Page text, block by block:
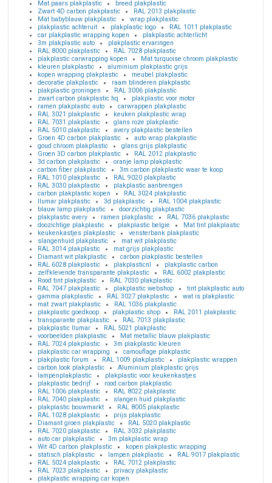
Mat paars plakplastic
breed plakplastic
Zwart 4D carbon plakplastic
RAL 2013 plakplastic
Mat babyblauw plakplastic
wrap plakplastic
plakplastic achteruit
plakplastic logo
RAL 1011 plakplastic
car plakplastic wrapping kopen
plakplastic achterlicht
3m plakplastic auto
plakplastic ervaringen
RAL 8000 plakplastic
RAL 7028 plakplastic
plakplastic carwrapping kopen
Mat turquoise chroom plakplastic
kleuren plakplastic
aluminium plakplastic grijs
kopen wrapping plakplastic
meubel plakplastic
decoratie plakplastic
raam blinderen plakplastic
plakplastic groningen
RAL 3006 plakplastic
zwart carbon plakplastic hq
plakplastic voor motor
ramen plakplastic auto
carwrappen plakplastic
RAL 3021 plakplastic
keuken plakplastic wrap
RAL 7031 plakplastic
glans roze plakplastic
RAL 5010 plakplastic
avery plakplastic bestellen
Groen 4D carbon plakplastic
auto wrap plakplastic
goud chroom plakplastic
glans grijs plakplastic
Groen 3D carbon plakplastic
RAL 2012 plakplastic
3d carbon plakplastic
oranje lamp plakplastic
carbon fiber plakplastic
3m carbon plakplastic waar te koop
RAL 1010 plakplastic
RAL 9020 plakplastic
RAL 3030 plakplastic
plakplastic aanbrengen
carbon plakplastic kopen
RAL 3024 plakplastic
llumar plakplastic
3d plakplastic
RAL 1004 plakplastic
blauw lamp plakplastic
doorzichtig plakplastic
plakplastic avery
ramen plakplastic
RAL 7036 plakplastic
doozichtige plakplastic
plakplastic belgie
Mat tint plakplastic
keukenkastjes plakplastic
vensterbank plakplastic
slangenhuid plakplastic
mat wit plakplastic
RAL 3014 plakplastic
mat grijs plakplastic
Diamant wit plakplastic
carbon plakplastic bestellen
RAL 6028 plakplastic
plakplasticnl
plakplastic carbon
zelfklevende transparante plakplastic
RAL 6002 plakplastic
Rood tint plakplastic
RAL 7030 plakplastic
RAL 7047 plakplastic
plakplastic webshop
tint plakplastic auto
gamma plakplastic
RAL 3027 plakplastic
wat is plakplastic
mat zwart plakplastic
RAL 1036 plakplastic
plakplastic goedkoop
plakplastic shop
RAL 2011 plakplastic
transparante plakplastic
RAL 7013 plakplastic
plakplastic llumar
RAL 5021 plakplastic
voorbeelden plakplastic
Mat metallic blauw plakplastic
RAL 7024 plakplastic
3m plakplastic kleuren
plakplastic car wrapping
camouflage plakplastic
plakplastic forum
RAL 1009 plakplastic
plakplastic wrappen
carbon look plakplastic
Aluminium plakplastic grijs
lampenplakplastic
plakplastic voor keukenkastjes
plakplastic bedrijf
rood carbon plakplastic
RAL 1006 plakplastic
RAL 8022 plakplastic
RAL 7040 plakplastic
slangen huid plakplastic
plakplastic bouwmarkt
RAL 8005 plakplastic
RAL 1028 plakplastic
prijs plakplastic
Diamant groen plakplastic
RAL 5020 plakplastic
RAL 7020 plakplastic
RAL 3032 plakplastic
auto car plakplastic
3m plakplastic wrap
Wit 4D carbon plakplastic
kopen plakplastic wrapping
statisch plakplastic
lampen plakplastic
RAL 9017 plakplastic
RAL 5024 plakplastic
RAL 7012 plakplastic
RAL 7023 plakplastic
privacy plakplastic
plakplastic wrapping car kopen